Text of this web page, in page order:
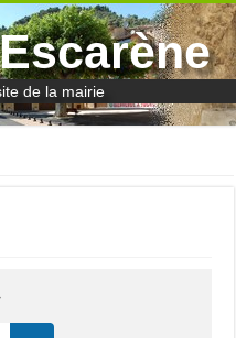
de la mairie